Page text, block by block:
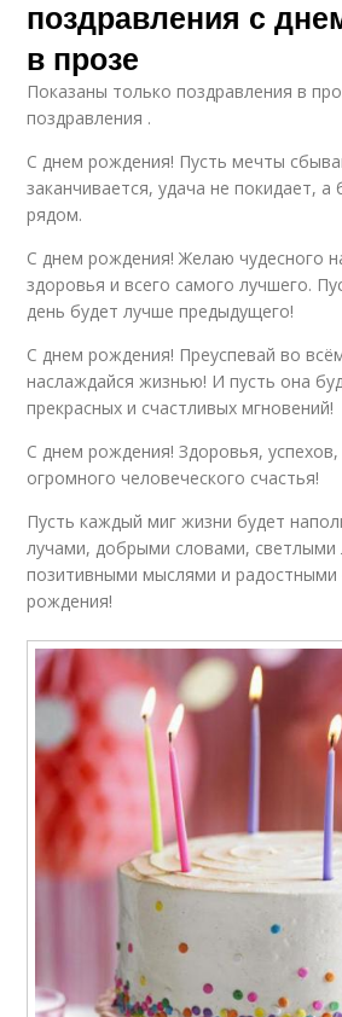
поздравления с
в прозе
Показаны только поздравления в
поздравления .
С днем рождения! Пусть мечты
заканчивается, удача не покидает, а
рядом.
С днем рождения! Желаю чудесного
здоровья и всего самого лучшего.
день будет лучше предыдущего!
С днем рождения! Преуспевай во
наслаждайся жизнью! И пусть она
прекрасных и счастливых мгновений!
С днем рождения! Здоровья, успехов,
огромного человеческого счастья!
Пусть каждый миг жизни будет
лучами, добрыми словами,
позитивными мыслями и
рождения!